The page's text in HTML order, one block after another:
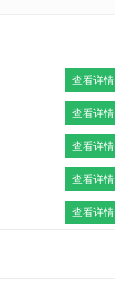
查看详情
查看详情
查看详情
查看详情
查看详情